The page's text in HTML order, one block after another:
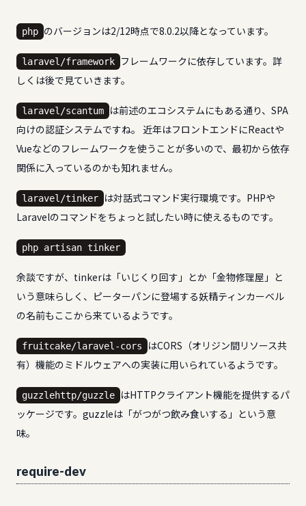
php のバージョンは2/12時点で8.0.2以降となっています。
laravel/framework
フレームワークに依存しています。詳
しくは後で見ていきます。
laravel/scantum
は前述のエコシステムにもある通り、SPA
向けの認証システムですね。 近年はフロントエンドにReactや
Vueなどのフレームワークを使うことが多いので、最初から依存
関係に入っているのかも知れません。
laravel/tinker
は対話式コマンド実行環境です。PHPや
Laravelのコマンドをちょっと試したい時に使えるものです。
php artisan tinker
余談ですが、tinkerは「いじくり回す」とか「金物修理屋」と
いう意味らしく、ピーターパンに登場する妖精ティンカーベル
の名前もここから来ているようです。
fruitcake/laravel-cors
はCORS（オリジン間リソース共
有）機能のミドルウェアへの実装に用いられているようです。
guzzlehttp/guzzle
はHTTPクライアント機能を提供するパ
ッケージです。guzzleは「がつがつ飲み食いする」という意
味。
require-dev